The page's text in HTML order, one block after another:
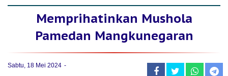
Memprihatinkan Mushola
Pamedan Mangkunegaran
Sabtu, 18 Mei 2024